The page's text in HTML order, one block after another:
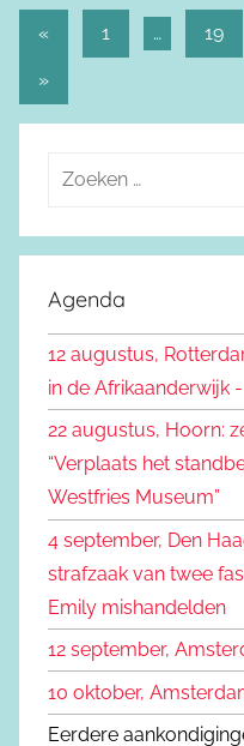
« Vorige1 … 19
Volgende
»
e
e
n
a
a
:
Agenda
12 augustus,
in de Afrikaanderwijk
22 augustus, Hoorn:
“Verplaats het
Westfries Museum”
4 september, Den
strafzaak van twee
Emily mishandelden
12 september,
10 oktober,
Eerdere